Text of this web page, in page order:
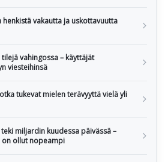
henkistä vakautta ja uskottavuutta
vahingossa – käyttäjät
viesteihinsä
tukevat mielen terävyyttä vielä yli
miljardin kuudessa päivässä –
on ollut nopeampi